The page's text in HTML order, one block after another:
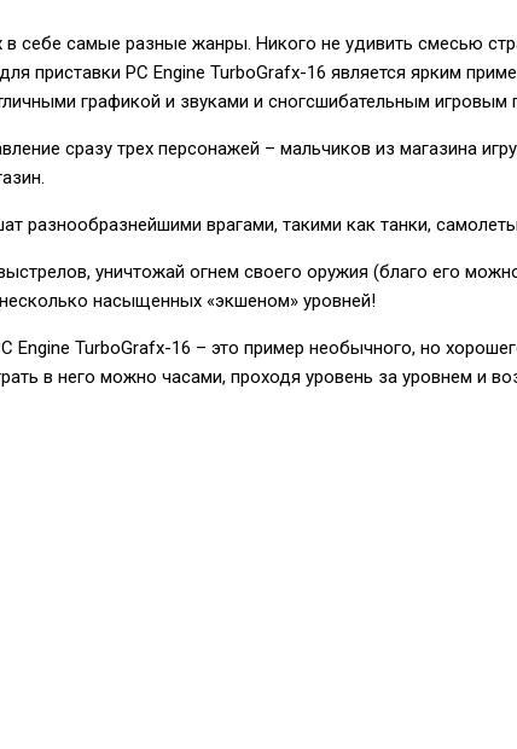
самые разные жанры. Никого не удивить смесью
приставки PC Engine TurboGrafx-16 является ярким
графикой и звуками и сногсшибательным игровым
сразу трех персонажей – мальчиков из магазина
разнообразнейшими врагами, такими как танки,
уничтожай огнем своего оружия (благо его
насыщенных «экшеном» уровней!
Engine TurboGrafx-16 – это пример необычного, но
в него можно часами, проходя уровень за уровнем и